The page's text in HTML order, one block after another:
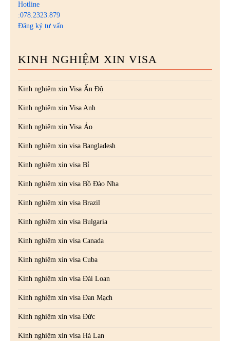
Hotline
:078.2323.879
Đăng ký tư vấn
KINH NGHIỆM XIN VISA
Kinh nghiệm xin Visa Ấn Độ
Kinh nghiệm xin Visa Anh
Kinh nghiệm xin Visa Áo
Kinh nghiệm xin visa Bangladesh
Kinh nghiệm xin visa Bỉ
Kinh nghiệm xin visa Bồ Đào Nha
Kinh nghiệm xin visa Brazil
Kinh nghiệm xin visa Bulgaria
Kinh nghiệm xin visa Canada
Kinh nghiệm xin visa Cuba
Kinh nghiệm xin visa Đài Loan
Kinh nghiệm xin visa Đan Mạch
Kinh nghiệm xin visa Đức
Kinh nghiệm xin visa Hà Lan